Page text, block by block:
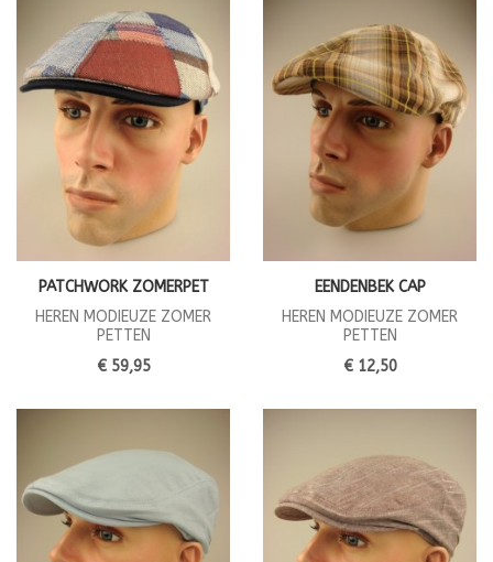
PATCHWORK ZOMERPET
HEREN MODIEUZE ZOMER
PETTEN
€ 59,95
EENDENBEK CAP
HEREN MODIEUZE ZOMER
PETTEN
€ 12,50